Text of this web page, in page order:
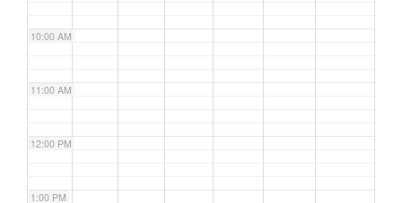
10:00 AM
11:00 AM
12:00 PM
1:00 PM